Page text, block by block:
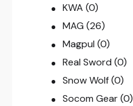
KWA (0)
MAG (26)
Magpul (0)
Real Sword (0)
Snow Wolf (0)
Socom Gear (0)